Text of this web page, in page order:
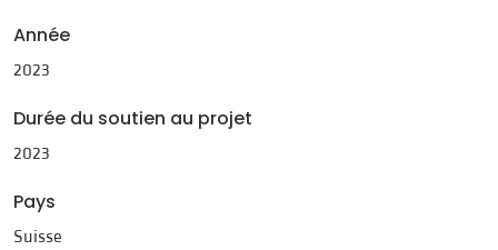
Année
2023
Durée du soutien au projet
2023
Pays
Suisse